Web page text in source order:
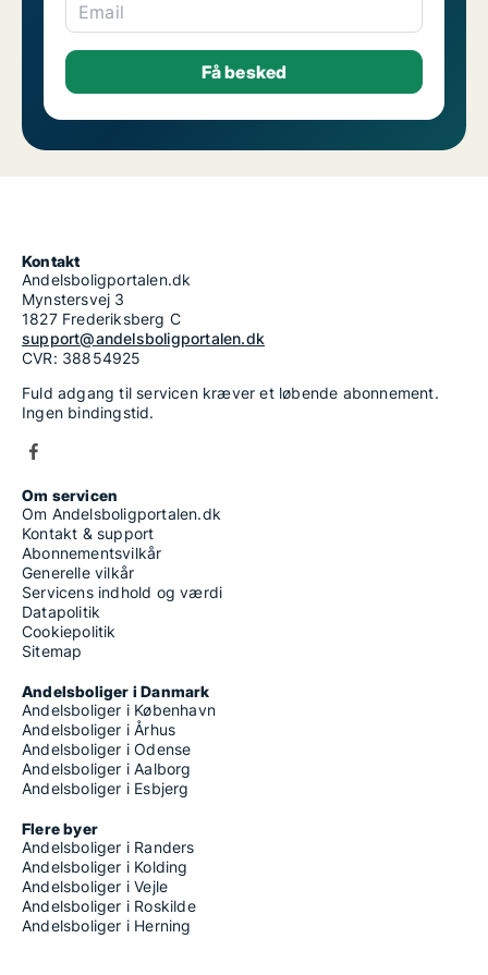
Email
Kontakt
Andelsboligportalen.dk
Mynstersvej 3
1827 Frederiksberg C
support@andelsboligportalen.dk
CVR: 38854925
Fuld adgang til servicen kræver et løbende abonnement.
Ingen bindingstid.
Om servicen
Om Andelsboligportalen.dk
Kontakt & support
Abonnementsvilkår
Generelle vilkår
Servicens indhold og værdi
Datapolitik
Cookiepolitik
Sitemap
Andelsboliger i Danmark
Andelsboliger i København
Andelsboliger i Århus
Andelsboliger i Odense
Andelsboliger i Aalborg
Andelsboliger i Esbjerg
Flere byer
Andelsboliger i Randers
Andelsboliger i Kolding
Andelsboliger i Vejle
Andelsboliger i Roskilde
Andelsboliger i Herning